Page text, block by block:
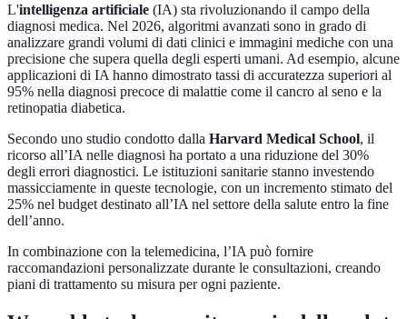
L'intelligenza artificiale (IA) sta rivoluzionando il campo della
diagnosi medica. Nel 2026, algoritmi avanzati sono in grado di
analizzare grandi volumi di dati clinici e immagini mediche con una
precisione che supera quella degli esperti umani. Ad esempio, alcune
applicazioni di IA hanno dimostrato tassi di accuratezza superiori al
95% nella diagnosi precoce di malattie come il cancro al seno e la
retinopatia diabetica.
Secondo uno studio condotto dalla Harvard Medical School, il
ricorso all’IA nelle diagnosi ha portato a una riduzione del 30%
degli errori diagnostici. Le istituzioni sanitarie stanno investendo
massicciamente in queste tecnologie, con un incremento stimato del
25% nel budget destinato all’IA nel settore della salute entro la fine
dell’anno.
In combinazione con la telemedicina, l’IA può fornire
raccomandazioni personalizzate durante le consultazioni, creando
piani di trattamento su misura per ogni paziente.